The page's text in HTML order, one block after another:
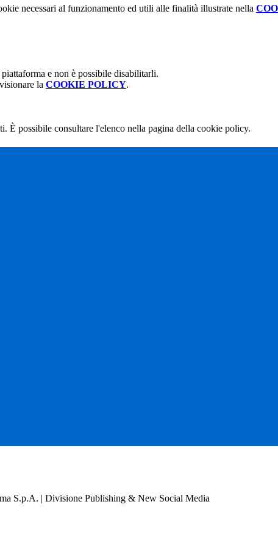
necessari al funzionamento ed utili alle finalità illustrate nella
e non è possibile disabilitarli.
la COOKIE POLICY.
È possibile consultare l'elenco nella pagina della cookie policy.
S.p.A. | Divisione Publishing & New Social Media